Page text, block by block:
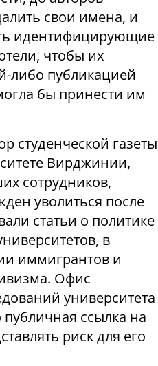
свои имена, и
идентифицирующие
чтобы их
либо публикацией
бы принести им
студенческой газеты
Вирджинии,
сотрудников,
уволиться после
статьи о политике
в
иммигрантов и
Офис
университета
ссылка на
риск для его